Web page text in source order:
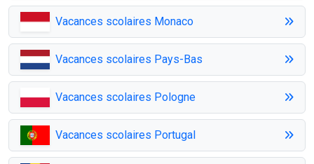
Vacances scolaires Monaco
Vacances scolaires Pays-Bas
Vacances scolaires Pologne
Vacances scolaires Portugal